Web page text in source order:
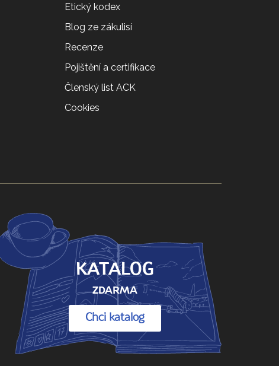
Etický kodex
Blog ze zákulisí
Recenze
Pojištění a certifikace
Členský list ACK
Cookies
KATALOG
ZDARMA
Chci katalog